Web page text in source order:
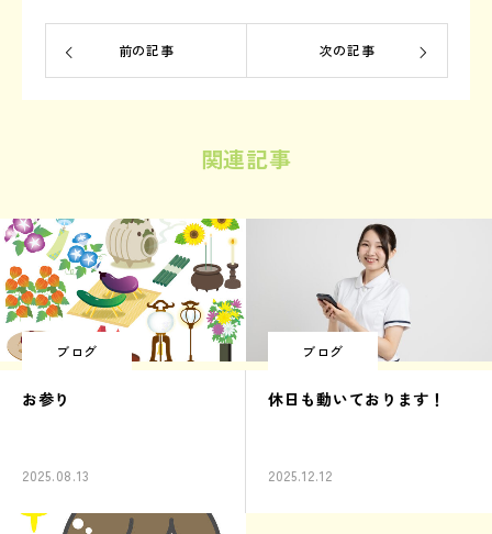
前の記事 次の記事
関連記事
ブログ
お参り
2025.08.13
ブログ
休日も動いております！
2025.12.12